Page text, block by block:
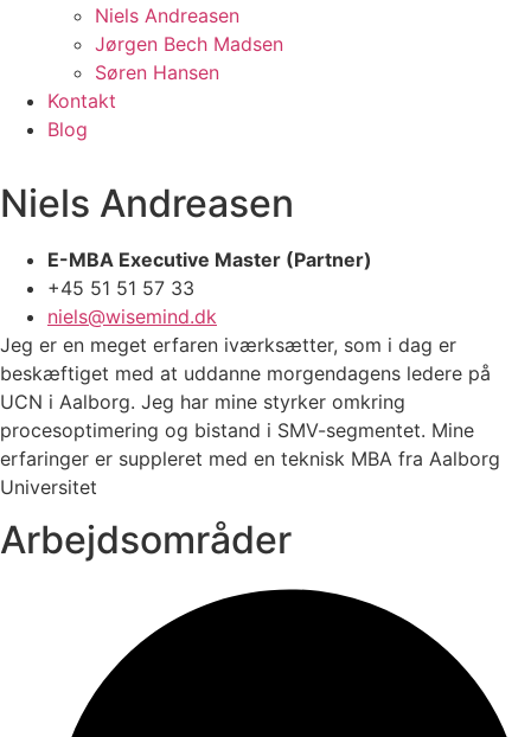
Niels Andreasen
Jørgen Bech Madsen
Søren Hansen
Kontakt
Blog
Niels Andreasen
E-MBA Executive Master (Partner)
+45 51 51 57 33
niels@wisemind.dk
Jeg er en meget erfaren iværksætter, som i dag er
beskæftiget med at uddanne morgendagens ledere på
UCN i Aalborg. Jeg har mine styrker omkring
procesoptimering og bistand i SMV-segmentet. Mine
erfaringer er suppleret med en teknisk MBA fra Aalborg
Universitet
Arbejdsområder